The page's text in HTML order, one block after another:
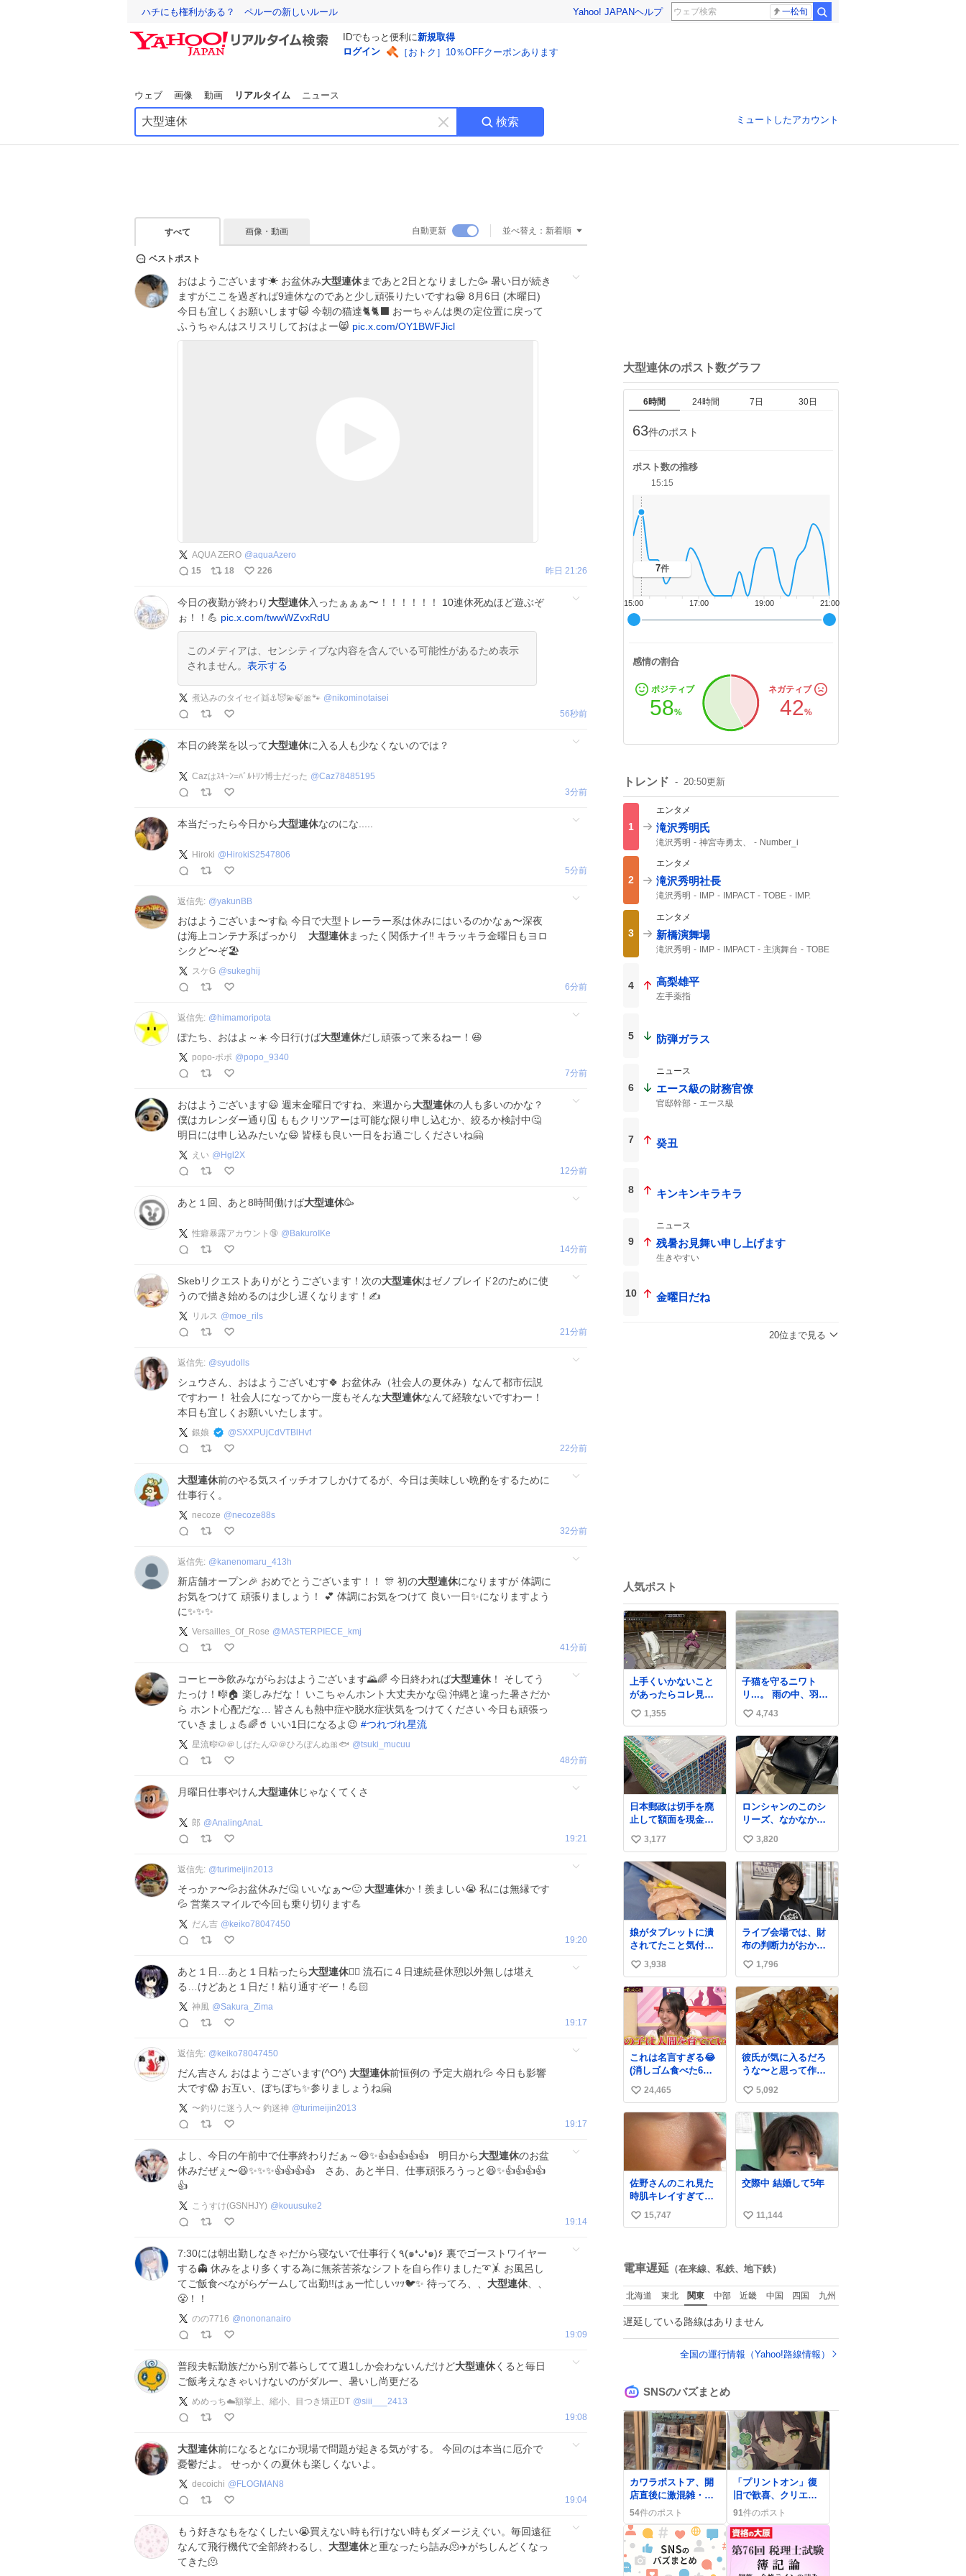
ハチにも権利がある？ ペルーの新しいルール Yahoo! JAPANヘルプ 一松旬
IDでもっと便利に新規取得
ログイン
［おトク］10％OFFクーポンあります
ウェブ 画像 動画 リアルタイム ニュース
キ
ー
す
検索 ミュートしたアカウント
すべて 画像・動画 自動更新 並べ替え： 新着順
ベストポスト
おはようございます☀ お盆休み大型連休まであと2日となりました🥳 暑い日が続き
ますがここを過ぎれば9連休なのであと少し頑張りたいですね😁 8月6日 (木曜日)
今日も宜しくお願いします😺 今朝の猫達🐈🐈‍⬛ おーちゃんは奥の定位置に戻って
ふうちゃんはスリスリしておはよー😸 pic.x.com/OY1BWFJicl
AQUA ZERO @aquaAzero
15
18 226 昨日 21:26
今日の夜勤が終わり 大型連休入ったぁぁぁ〜！！！！！！ 10連休死ぬほど遊ぶぞ
ぉ！！💪 pic.x.com/twwWZvxRdU
このメディアは、センシティブな内容を含んでいる可能性があるため表示
されません。 表示する
煮込みのタイセイ👯⚓️😈💫🍃🎀🐾 @nikominotaisei
56秒前
本日の終業を以って大型連休に入る人も少なくないのでは？
Cazはｽｷｰﾝ=ﾊﾞﾙﾄﾘﾝ博士だった @Caz78485195
3分前
本当だったら今日から大型連休なのにな.....
Hiroki @ HirokiS2547806
5分前
返信先: @yakunBB
おはようございま〜す🙋 今日で大型トレーラー系は休みにはいるのかなぁ〜深夜
は海上コンテナ系ばっかり 大型連休まったく関係ナイ‼️ キラッキラ金曜日もヨロ
シクど〜ぞ🏖️
スケG @sukeghij
6分前
返信先: @ himamoripota
ぽたち、おはよ～☀️ 今日行けば大型連休だし頑張って来るねー！😆
popo-ポポ @popo_9340
7分前
おはようございます😃 週末金曜日ですね、来週から大型連休の人も多いのかな？
僕はカレンダー通り🗓️ ももクリツアーは可能な限り申し込むか、絞るか検討中🤔
明日には申し込みたいな😄 皆様も良い一日をお過ごしくださいね🤗
えい @ Hgl2X
12分前
あと１回、あと8時間働けば大型連休🥳
性癖暴露アカウント🔞 @ BakuroIKe
14分前
Skebリクエストありがとうございます！次の大型連休はゼノブレイド2のために使
うので描き始めるのは少し遅くなります！✍️
リルス @moe_rils
21分前
返信先: @syudolls
シュウさん、おはようございむす🍀 お盆休み（社会人の夏休み）なんて都市伝説
ですわー！ 社会人になってから一度もそんな大型連休なんて経験ないですわー！
本日も宜しくお願いいたします。
銀娘 @SXXPUjCdVTBlHvf
22分前
大型連休前のやる気スイッチオフしかけてるが、今日は美味しい晩酌をするために
仕事行く。
necoze @necoze88s
32分前
返信先: @ kanenomaru_413h
新店舗オープン🎉 おめでとうございます！！ 🎊 初の大型連休になりますが 体調に
お気をつけて 頑張りましょう！ 💕 体調にお気をつけて 良い一日✨になりますよう
に✨✨✨
Versailles_Of_Rose @ MASTERPIECE_kmj
41分前
コーヒー☕️飲みながらおはようございます🌄🌈 今日終われば大型連休！ そしてう
たっけ！🎼🏠️ 楽しみだな！ いこちゃんホント大丈夫かな🤔 沖縄と違った暑さだか
ら ホント心配だな… 皆さんも熱中症や脱水症状気をつけてください 今日も頑張っ
ていきましょ💪🌈🥤 いい1日になるよ😉 #つれづれ星流
星流🎼🐶＠しばたん🐶＠ひろぽんぬ🎀🐟 @tsuki_mucuu
48分前
月曜日仕事やけん大型連休じゃなくてくさ
郎 @AnalingAnaL
19:21
返信先: @turimeijin2013
そっかァ〜💦お盆休みだ🤔 いいなぁ〜🙂 大型連休か！羨ましい😭 私には無縁です
💦 営業スマイルで今回も乗り切ります💪
だん吉 @ keiko78047450
19:20
あと１日…あと１日粘ったら大型連休😵‍💫 流石に４日連続昼休憩以外無しは堪え
る…けどあと１日だ！粘り通すぞー！💪🏻
神風 @Sakura_Zima
19:17
返信先: @ keiko78047450
だん吉さん おはようございます(^O^) 大型連休前恒例の 予定大崩れ💦 今日も影響
大です😱 お互い、ぼちぼち✨参りましょうね🤗
〜釣りに迷う人〜 釣迷神 @turimeijin2013
19:17
よし、今日の午前中で仕事終わりだぁ～😆✨👍👍👍👍👍 明日から大型連休のお盆
休みだぜぇ〜😆✨✨✨👍👍👍👍 さあ、あと半日、仕事頑張ろうっと😆✨👍👍👍👍
👍
こうすけ(GSNHJY) @ kouusuke2
19:14
7:30には朝出勤しなきゃだから寝ないで仕事行く٩(๑❛ᴗ❛๑)۶ 裏でゴーストワイヤー
する👻 休みをより多くする為に無茶苦茶なシフトを自ら作りました➰🤸 お風呂し
てご飯食べながらゲームして出勤!!はぁー忙しいｯｯ🐦✨ 待ってろ、、 大型連休、、
😤！！
のの7716 @nononanairo
19:09
普段夫転勤族だから別で暮らしてて週1しか会わないんだけど大型連休くると毎日
ご飯考えなきゃいけないのがダルー、暑いし尚更だる
めめっち☁️額挙上、縮小、目つき矯正DT @siii___2413
19:08
大型連休前になるとなにか現場で問題が起きる気がする。 今回のは本当に厄介で
憂鬱だよ。 せっかくの夏休も楽しくないよ。
decoichi @ FLOGMAN8
19:04
もう好きなもをなくしたい😭買えない時も行けない時もダメージえぐい。毎回遠征
なんて飛行機代で全部終わるし、 大型連休と重なったら詰み🫠✈️がちしんどくなっ
てきた🫠
大型連休のポスト数グラフ
6時間 24時間 7日 30日
63件のポスト
ポスト数の推移
21:00
19:00
17:00
15:00
15:15
7件
感情の割合
ポジティブ
58%
ネガティブ
42%
トレンド 20:50更新
1
エンタメ
滝沢秀明氏
滝沢秀明 神宮寺勇太、 Number_i
2
エンタメ
滝沢秀明社長
滝沢秀明 IMP IMPACT TOBE
IMP.
3
エンタメ
新橋演舞場
滝沢秀明 IMP IMPACT 主演舞台
TOBE
4 高梨雄平
左手薬指
5 防弾ガラス
6
ニュース
エース級の財務官僚
官邸幹部 エース級
7 癸丑
8 キンキンキラキラ
9
ニュース
残暑お見舞い申し上げます
生きやすい
10 金曜日だね
20位まで見る
人気ポスト
上手くいかないこと
があったらコレ見て
元気出してほしい。
海外のギャグコメデ
ィ番組だったらお笑
いボイスが入る
い
い
ね
数
1,355
子猫を守るニワト
リ...。 雨の中、羽の
中に子猫を入れて守
る姿に感動した！！
愛は種族を超える！
い
い
ね
数
4,743
日本郵政は切手を廃
止して額面を現金で
払い戻せ2026 #日本
郵政
@JapanPostHD_PR
い
い
ね
3,177
ロンシャンのこのシ
リーズ、なかなか安
くならないのにセー
ル価格になってる🖤
✨レザーなのが反則
級にかわいい。持っ
てるだけでコーデが
格上げされる。
い
い
ね
数
3,820
娘がタブレットに潰
されてたこと気付か
なかった。 旦那だけ
は娘の波長を感じ取
れるから声出せずと
もSOSが伝わったら
しい。 急いで旦那が
救出して、泣きじゃ
くる娘に自分も謝っ
て抱きしめようとし
たら、ビンタされて
しまった。3回ほど。
小さい手だけど、地
味に痛い。 その後、
娘は旦那に泣きつい
い
い
ね
数
3,938
ライブ会場では、財
布の判断力がおかし
くなる。
い
い
ね
数
1,796
これは名言すぎる😂
(消しゴム食べた6歳
の弟を思い出しなが
ら)
い
い
24,465
彼氏が気に入るだろ
うな〜と思って作っ
たら想像の何倍も美
味しい美味しい言っ
てくれて嬉しい
い
い
5,092
佐野さんのこれ見た
時肌キレイすぎてび
っくりしたし、やは
りアイドルって体型･
い
数
15,747
交際中 結婚して5年
い
数
11,144
電車遅延 （在来線、私鉄、地下鉄）
北海道 東北 関東 中部 近畿 中国 四国 九州
遅延している路線はありません
全国の運行情報（Yahoo!路線情報）
SNSのバズまとめ
カワラボストア、開
店直後に激混雑・整
理券配布停止でファ
54件のポスト
「プリントオン」復
旧で歓喜、クリエイ
ターから「ありがと
91件のポスト